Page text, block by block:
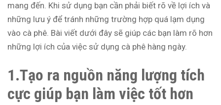
mang đến. Khi sử dụng bạn cần phải biết rõ về lợi ích và
những lưu ý để tránh những trường hợp quá lạm dụng
vào cà phê. Bài viết dưới đây sẽ giúp các bạn làm rõ hơn
những lợi ích của việc sử dụng cà phê hàng ngày.
1.Tạo ra nguồn năng lượng tích
cực giúp bạn làm việc tốt hơn